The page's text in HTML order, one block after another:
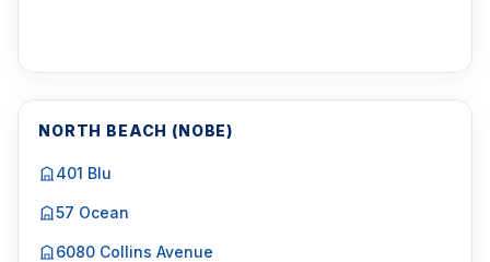
NORTH BEACH (NOBE)
401 Blu
57 Ocean
6080 Collins Avenue